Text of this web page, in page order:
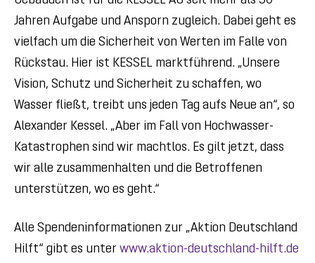
Jahren Aufgabe und Ansporn zugleich. Dabei geht es
vielfach um die Sicherheit von Werten im Falle von
Rückstau. Hier ist KESSEL marktführend. „Unsere
Vision, Schutz und Sicherheit zu schaffen, wo
Wasser fließt, treibt uns jeden Tag aufs Neue an“, so
Alexander Kessel. „Aber im Fall von Hochwasser-
Katastrophen sind wir machtlos. Es gilt jetzt, dass
wir alle zusammenhalten und die Betroffenen
unterstützen, wo es geht.“
Alle Spendeninformationen zur „Aktion Deutschland
Hilft“ gibt es unter www.aktion-deutschland-hilft.de